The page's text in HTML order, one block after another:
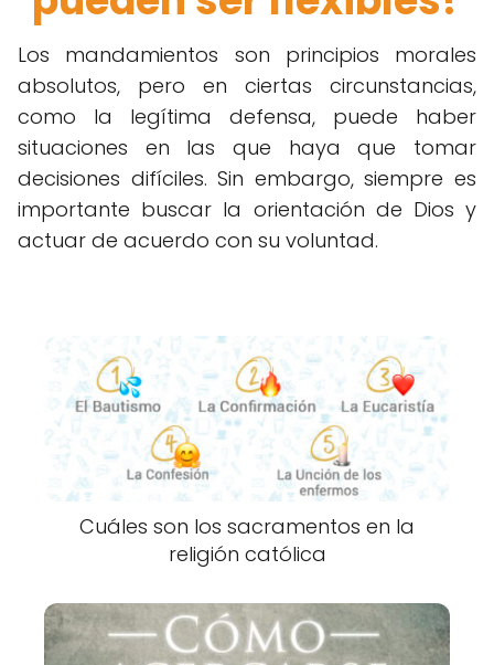
Los mandamientos son principios morales
absolutos, pero en ciertas circunstancias,
como la legítima defensa, puede haber
situaciones en las que haya que tomar
decisiones difíciles. Sin embargo, siempre es
importante buscar la orientación de Dios y
actuar de acuerdo con su voluntad.
Cuáles son los sacramentos en la
religión católica